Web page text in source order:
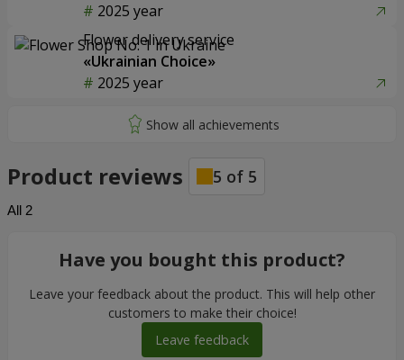
2025 year
Flower delivery service
«Ukrainian Choice»
2025 year
Product reviews 5 of 5
All 2
Have you bought this product?
Leave your feedback about the product. This will help other
customers to make their choice!
Leave feedback